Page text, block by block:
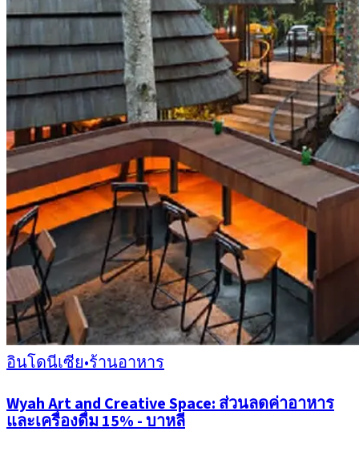
อินโดนีเซีย•ร้านอาหาร
Wyah Art and Creative Space: ส่วนลดค่าอาหาร
และเครื่องดื่ม 15% - บาหลี